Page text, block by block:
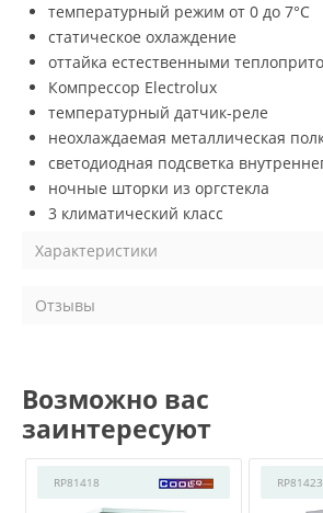
температурный режим от 0 до 7°С
статическое охлаждение
оттайка естественными
Компрессор Electrolux
температурный датчик-реле
неохлаждаемая металлическая
светодиодная подсветка
ночные шторки из оргстекла
3 климатический класс
Характеристики
Отзывы
Возможно вас
заинтересуют
RP81418 RP81423